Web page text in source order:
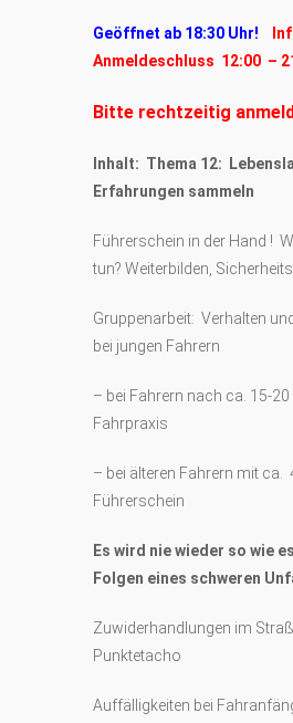
Geöffnet ab 18:30 Uhr!
Anmeldeschluss 12:00 –
Bitte rechtzeitig
Inhalt: Thema 12:
Erfahrungen sammeln
Führerschein in der Hand !
tun? Weiterbilden,
Gruppenarbeit: Verhalten
bei jungen Fahrern
– bei Fahrern nach ca. 15-20
Fahrpraxis
– bei älteren Fahrern mit ca.
Führerschein
Es wird nie wieder so wie
Folgen eines schweren
Zuwiderhandlungen im
Punktetacho
Auffälligkeiten bei